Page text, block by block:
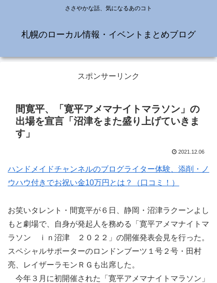
ささやかな話、気になるあのコト
札幌のローカル情報・イベントまとめブログ
スポンサーリンク
間寛平、「寛平アメマナイトマラソン」の
出場を宣言「沼津をまた盛り上げていきま
す」
2021.12.06
ハンドメイドチャンネルのブログライター体験、添削・ノ
ウハウ付きでお祝い金10万円とは？（口コミ！）
お笑いタレント・間寛平が６日、静岡・沼津ラクーンよし
もと劇場で、自身が発起人を務める「寛平アメマナイトマ
ラソン ｉｎ沼津 ２０２２」の開催発表会見を行った。
スペシャルサポーターのロンドンブーツ１号２号・田村
亮、レイザーラモンＲＧも出席した。
今年３月に初開催された「寛平アメマナイトマラソン」